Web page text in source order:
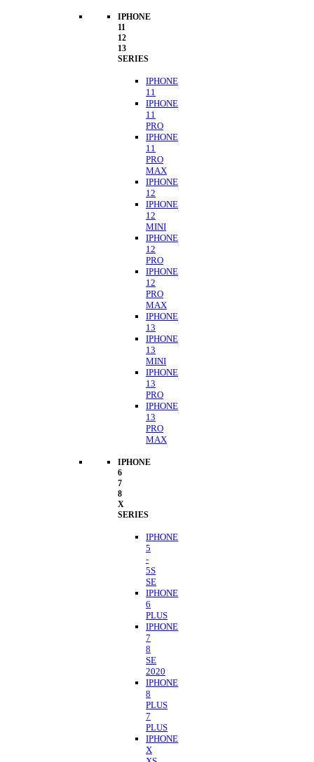
IPHONE
11
12
13
SERIES
IPHONE
11
IPHONE
11
PRO
IPHONE
11
PRO
MAX
IPHONE
12
IPHONE
12
MINI
IPHONE
12
PRO
IPHONE
12
PRO
MAX
IPHONE
13
IPHONE
13
MINI
IPHONE
13
PRO
IPHONE
13
PRO
MAX
IPHONE
6
7
8
X
SERIES
IPHONE
5
-
5S
SE
IPHONE
6
PLUS
IPHONE
7
8
SE
2020
IPHONE
8
PLUS
7
PLUS
IPHONE
X